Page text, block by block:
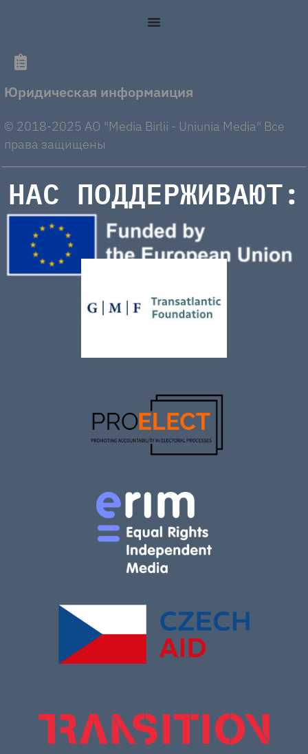
Юридическая информаиция
© 2018-2025 AO "Media Birlii - Uniunia Media" Все
права защищены
НАС ПОДДЕРЖИВАЮТ: